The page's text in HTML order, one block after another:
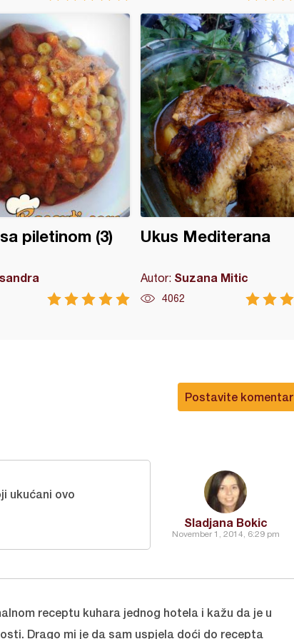
piletinom (3) Ukus Mediterana
Autor: Suzana Mitic
4062
Postavite komentar
Sladjana Bokic
November 1, 2014, 6:29 pm
ukućani ovo
receptu kuhara jednog hotela i kažu da je u
Drago mi je da sam uspjela doći do recepta